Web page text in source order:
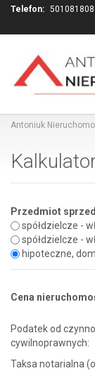
Telefon: 501081808
Antoniuk
Przedmiot
spółdzielcze -
spółdzielcze -
hipoteczne,
Cena
Podatek od
cywilnoprawnych:
Taksa notarialna